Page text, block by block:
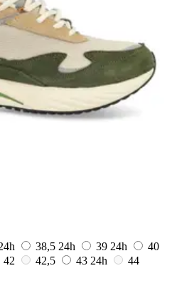
38,5 24h 39 24h
40
42 42,5 43 24h
44